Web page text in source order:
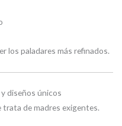
los paladares más refinados.
diseños únicos
trata de madres exigentes.